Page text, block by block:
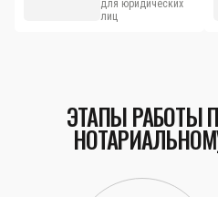
для юридических
лиц
ЭТАПЫ РАБОТЫ